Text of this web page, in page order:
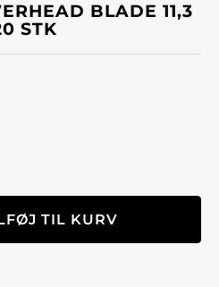
BLADE 11,3
STK
TIL KURV